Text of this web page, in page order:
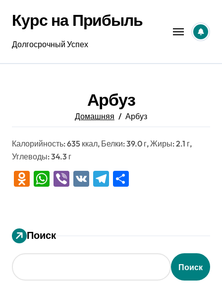
содержанию
Курс на Прибыль
Долгосрочный Успех
Арбуз
Домашняя Арбуз
Калорийность: 635 ккал, Белки: 39.0 г, Жиры: 2.1 г,
Углеводы: 34.3 г
Odnoklassniki
WhatsApp
Viber
VK Telegram
Поиск
Поиск